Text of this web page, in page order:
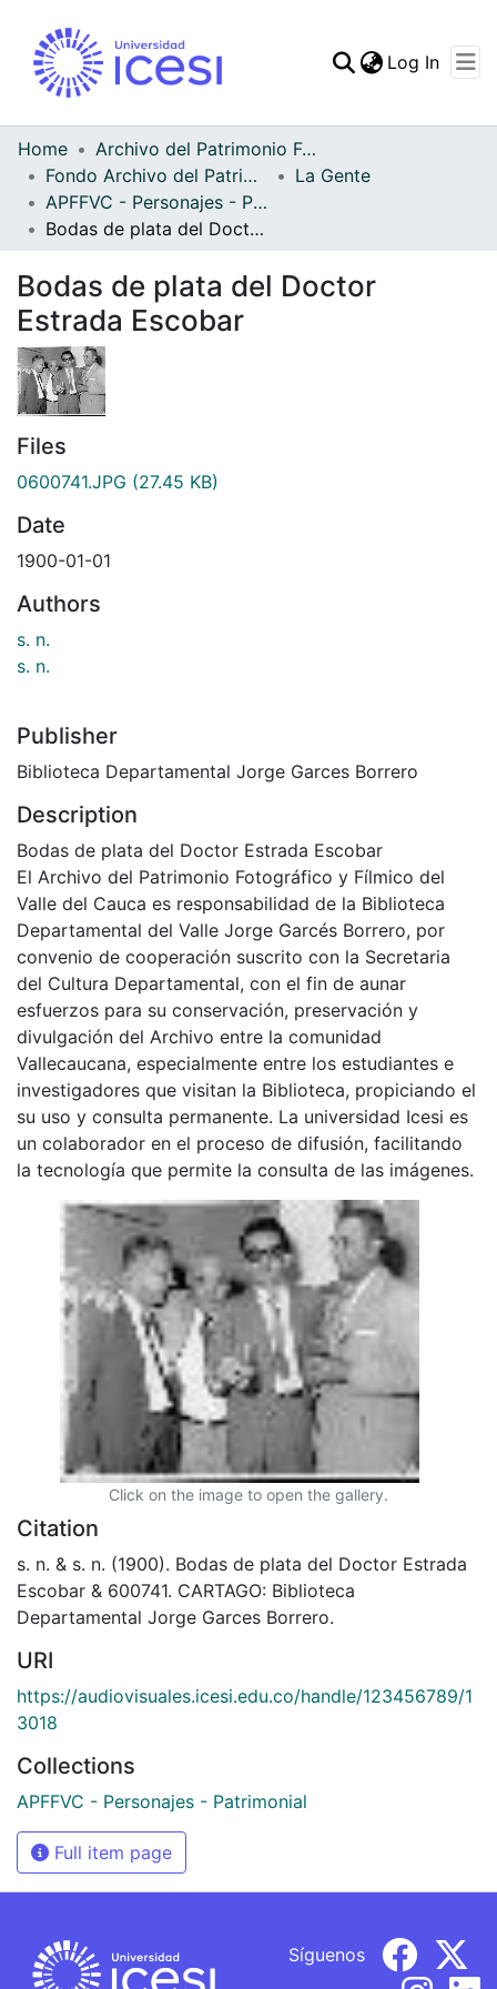
Statistics
Log In
Home
Archivo del Patrimonio Fotográfico y Fílmico del Valle del Cauca
Fondo Archivo del Patrimonio Fotográfico y Fílmico del Valle del Cauca
La Gente
APFFVC - Personajes - Patrimonial
Bodas de plata del Doctor Estrada Escobar
Bodas de plata del Doctor
Estrada Escobar
Files
0600741.JPG (27.45 KB)
Date
1900-01-01
Authors
s. n.
s. n.
Publisher
Biblioteca Departamental Jorge Garces Borrero
Description
Bodas de plata del Doctor Estrada Escobar
El Archivo del Patrimonio Fotográfico y Fílmico del
Valle del Cauca es responsabilidad de la Biblioteca
Departamental del Valle Jorge Garcés Borrero, por
convenio de cooperación suscrito con la Secretaria
del Cultura Departamental, con el fin de aunar
esfuerzos para su conservación, preservación y
divulgación del Archivo entre la comunidad
Vallecaucana, especialmente entre los estudiantes e
investigadores que visitan la Biblioteca, propiciando el
su uso y consulta permanente. La universidad Icesi es
un colaborador en el proceso de difusión, facilitando
la tecnología que permite la consulta de las imágenes.
Click on the image to open the gallery.
Citation
s. n. & s. n. (1900). Bodas de plata del Doctor Estrada
Escobar & 600741. CARTAGO: Biblioteca
Departamental Jorge Garces Borrero.
URI
https://audiovisuales.icesi.edu.co/handle/123456789/1
3018
Collections
APFFVC - Personajes - Patrimonial
Full item page
Síguenos